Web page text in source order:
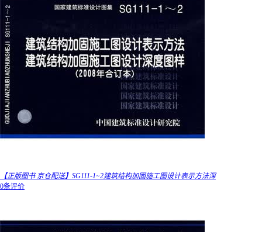
【正版图书 京仓配送】SG111-1~2建筑结构加固施工图设计表示方法深
0条评价